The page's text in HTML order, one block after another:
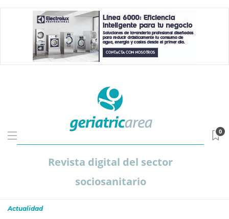
Revista digital del sector
sociosanitario
0
Actualidad